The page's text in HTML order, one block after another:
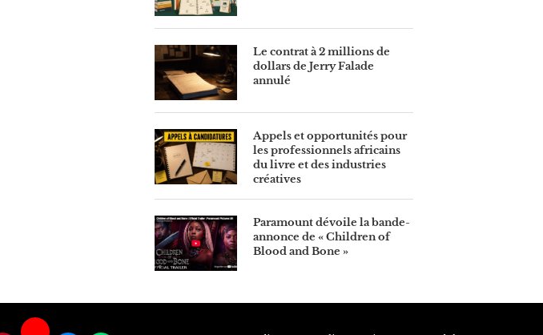
Le contrat à 2 millions de
dollars de Jerry Falade
annulé
Appels et opportunités pour
les professionnels africains
du livre et des industries
créatives
Paramount dévoile la bande-
annonce de « Children of
Blood and Bone »